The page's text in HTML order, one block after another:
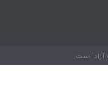
آزاد است.